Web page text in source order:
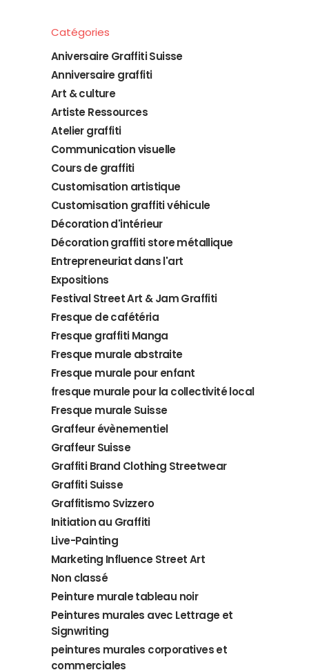
Catégories
Aniversaire Graffiti Suisse
Anniversaire graffiti
Art & culture
Artiste Ressources
Atelier graffiti
Communication visuelle
Cours de graffiti
Customisation artistique
Customisation graffiti véhicule
Décoration d'intérieur
Décoration graffiti store métallique
Entrepreneuriat dans l'art
Expositions
Festival Street Art & Jam Graffiti
Fresque de cafétéria
Fresque graffiti Manga
Fresque murale abstraite
Fresque murale pour enfant
fresque murale pour la collectivité local
Fresque murale Suisse
Graffeur évènementiel
Graffeur Suisse
Graffiti Brand Clothing Streetwear
Graffiti Suisse
Graffitismo Svizzero
Initiation au Graffiti
Live-Painting
Marketing Influence Street Art
Non classé
Peinture murale tableau noir
Peintures murales avec Lettrage et
Signwriting
peintures murales corporatives et
commerciales